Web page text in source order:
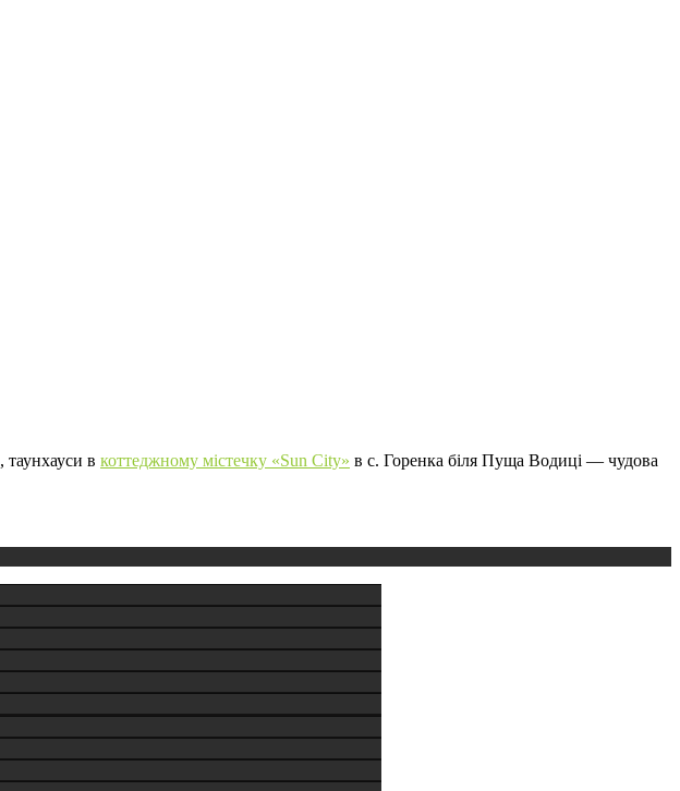
, таунхауси в коттеджному містечку «Sun City» в с. Горенка біля Пуща Водиці — чудова